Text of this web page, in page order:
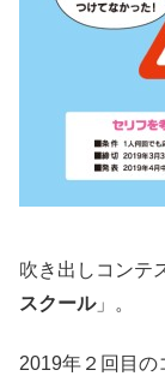
吹き出しコンテ
スクール」。
2019年２回目の